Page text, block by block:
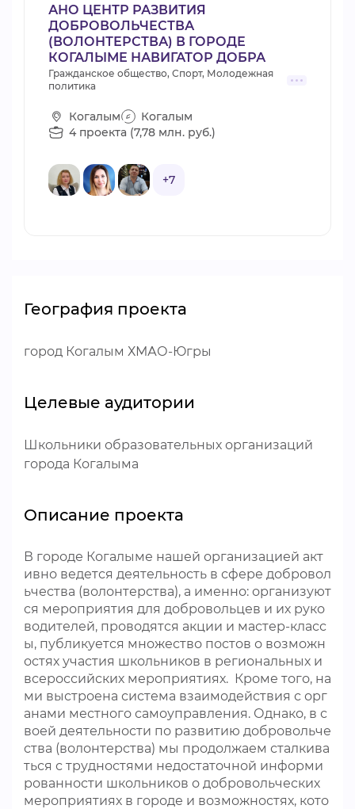
АНО ЦЕНТР РАЗВИТИЯ
ДОБРОВОЛЬЧЕСТВА
(ВОЛОНТЕРСТВА) В ГОРОДЕ
КОГАЛЫМЕ НАВИГАТОР ДОБРА
Гражданское общество, Спорт, Молодежная
политика
Когалым
Когалым
4 проекта (7,78 млн. руб.)
+7
География проекта
город Когалым ХМАО-Югры
Целевые аудитории
Школьники образовательных организаций
города Когалыма
Описание проекта
В городе Когалыме нашей организацией акт
ивно ведется деятельность в сфере добровол
ьчества (волонтерства), а именно: организуют
ся мероприятия для добровольцев и их руко
водителей, проводятся акции и мастер-класс
ы, публикуется множество постов о возможн
остях участия школьников в региональных и
всероссийских мероприятиях. Кроме того, на
ми выстроена система взаимодействия с орг
анами местного самоуправления. Однако, в с
воей деятельности по развитию добровольче
ства (волонтерства) мы продолжаем сталкива
ться с трудностями недостаточной информи
рованности школьников о добровольческих
мероприятиях в городе и возможностях, кото